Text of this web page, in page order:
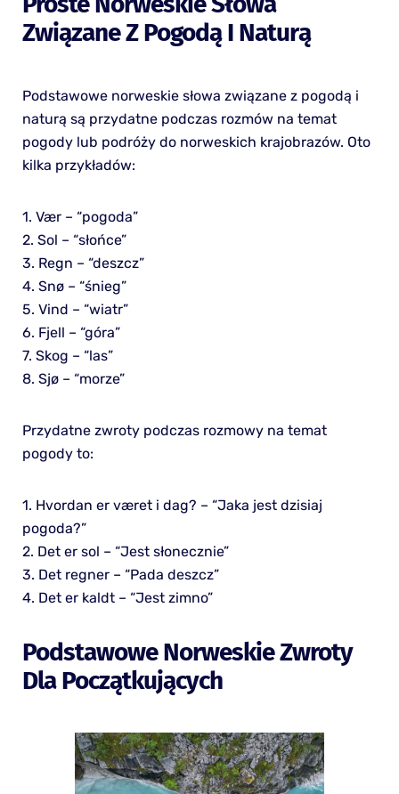
Związane Z Pogodą I Naturą
Podstawowe norweskie słowa związane z pogodą i
naturą są przydatne podczas rozmów na temat
pogody lub podróży do norweskich krajobrazów. Oto
kilka przykładów:
1. Vær – “pogoda”
2. Sol – “słońce”
3. Regn – “deszcz”
4. Snø – “śnieg”
5. Vind – “wiatr”
6. Fjell – “góra”
7. Skog – “las”
8. Sjø – “morze”
Przydatne zwroty podczas rozmowy na temat
pogody to:
1. Hvordan er været i dag? – “Jaka jest dzisiaj
pogoda?”
2. Det er sol – “Jest słonecznie”
3. Det regner – “Pada deszcz”
4. Det er kaldt – “Jest zimno”
Podstawowe Norweskie Zwroty
Dla Początkujących